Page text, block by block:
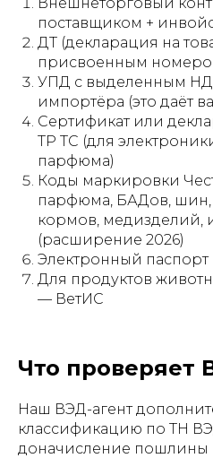
поставщиком +
ДТ (декларация на
присвоенным
УПД с выделенным
импортёра (это даёт
Сертификат или
ТР ТС (для
парфюма)
Коды маркировки
парфюма, БАДов, шин,
кормов, медизделий,
(расширение 2026)
Электронный паспорт
Для продуктов
— ВетИС
Что проверяет
Наш ВЭД-агент
классификацию по ТН
доначисление пошлины